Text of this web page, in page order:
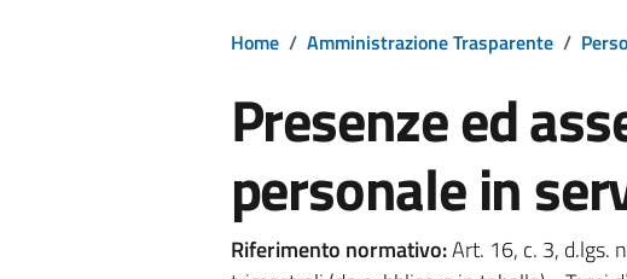
Home / Amministrazione Trasparente /
Presenze ed
personale in
Riferimento normativo:Art. 16, c. 3, d.lgs.